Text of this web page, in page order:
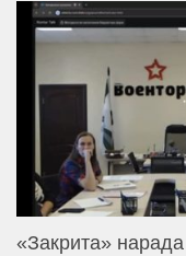
«Закрита»